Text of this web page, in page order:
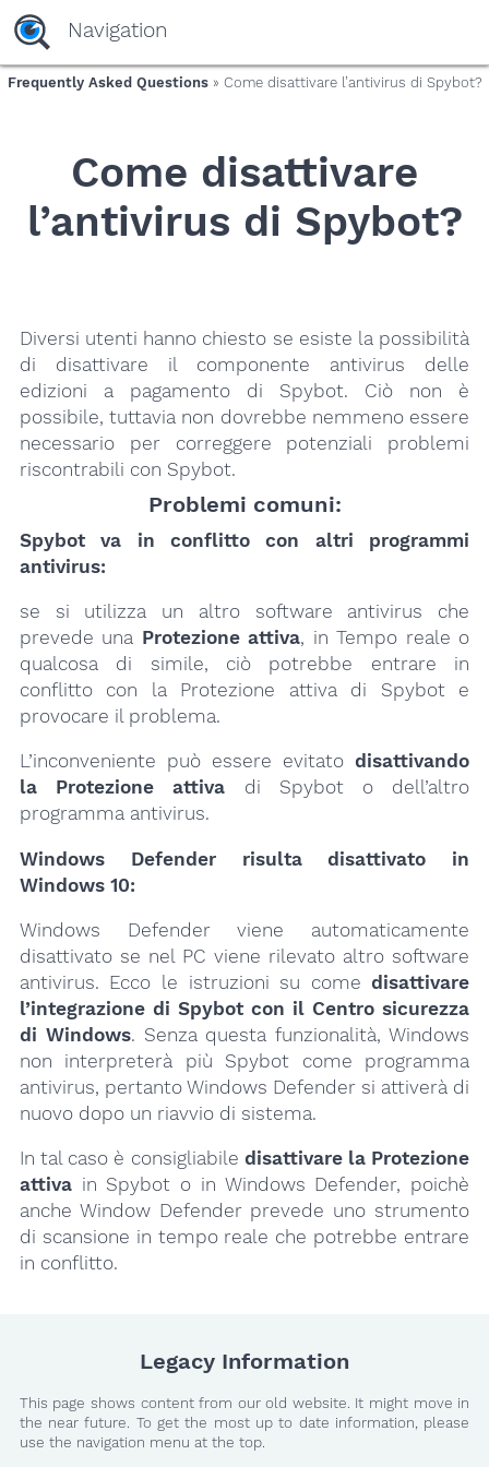
yaaaeag20
Navigation
Frequently Asked Questions» Come disattivare l’antivirus di Spybot?
Come disattivare
l’antivirus di Spybot?
Diversi utenti hanno chiesto se esiste la possibilità
di disattivare il componente antivirus delle
edizioni a pagamento di Spybot. Ciò non è
possibile, tuttavia non dovrebbe nemmeno essere
necessario per correggere potenziali problemi
riscontrabili con Spybot.
Problemi comuni:
Spybot va in conflitto con altri programmi
antivirus:
se si utilizza un altro software antivirus che
prevede una Protezione attiva, in Tempo reale o
qualcosa di simile, ciò potrebbe entrare in
conflitto con la Protezione attiva di Spybot e
provocare il problema.
L’inconveniente può essere evitatodisattivando
la Protezione attiva di Spybot o dell’altro
programma antivirus.
Windows Defender risulta disattivato in
Windows 10:
Windows Defender viene automaticamente
disattivato se nel PC viene rilevato altro software
antivirus. Ecco le istruzioni su comedisattivare
l’integrazione di Spybot con il Centro sicurezza
di Windows. Senza questa funzionalità, Windows
non interpreterà più Spybot come programma
antivirus, pertanto Windows Defender si attiverà di
nuovo dopo un riavvio di sistema.
In tal caso è consigliabile disattivare la Protezione
attivain Spybot o in Windows Defender, poichè
anche Window Defender prevede uno strumento
di scansione in tempo reale che potrebbe entrare
in conflitto.
Legacy Information
This page shows content from our old website. It might move in
the near future. To get the most up to date information, please
use the navigation menu at the top.